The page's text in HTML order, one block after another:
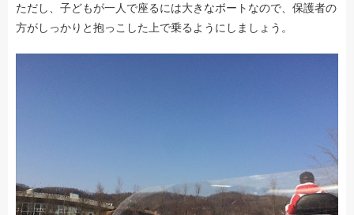
ただし、子どもが一人で座るには大きなボートなので、保護者の
方がしっかりと抱っこした上で乗るようにしましょう。